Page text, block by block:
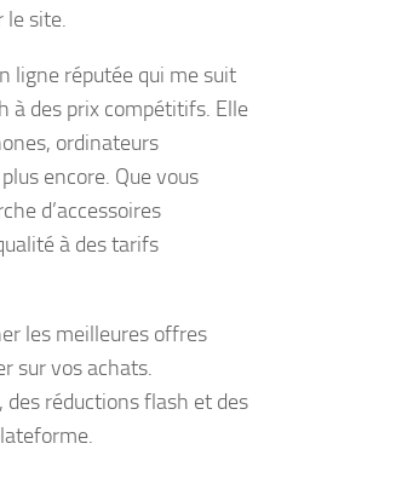
le site.
ligne réputée qui me suit
à des prix compétitifs. Elle
ordinateurs
encore. Que vous
d’accessoires
à des tarifs
les meilleures offres
sur vos achats.
des réductions flash et des